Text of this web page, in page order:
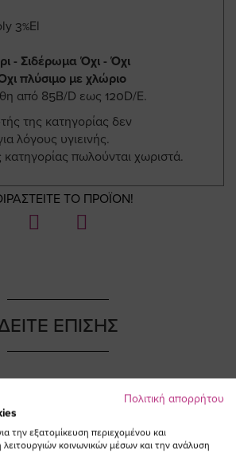
3%El
- Σιδέρωμα Όχι - Όχι
πλύσιμο με χλώριο
από 85B/D εως 120D/E.
της κατηγορίας δεν
λόγους υγιεινής.
κατηγορίας πωλούνται χωριστά.
ΤΟ ΠΡΟΪΟΝ!
NEW IN
ΕΠΙΣΗΣ
Πολιτική απορρήτου
την εξατομίκευση περιεχομένου και
κοινωνικών μέσων και την ανάλυση